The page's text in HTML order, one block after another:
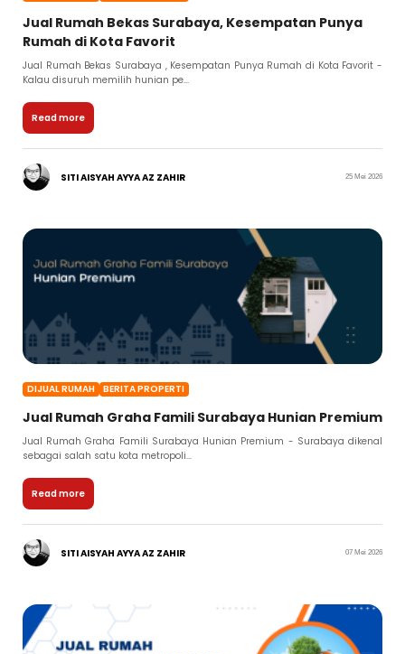
Jual Rumah Bekas Surabaya, Kesempatan Punya
Rumah di Kota Favorit
Jual Rumah Bekas Surabaya , Kesempatan Punya Rumah di Kota Favorit -
Kalau disuruh memilih hunian pe...
Read more
SITI AISYAH AYYA AZ ZAHIR 25 Mei 2026
DIJUAL RUMAH BERITA PROPERTI
Jual Rumah Graha Famili Surabaya Hunian Premium
Jual Rumah Graha Famili Surabaya Hunian Premium - Surabaya dikenal
sebagai salah satu kota metropoli...
Read more
SITI AISYAH AYYA AZ ZAHIR 07 Mei 2026